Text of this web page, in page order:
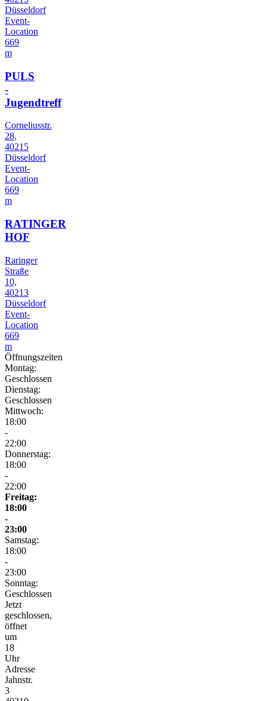
Düsseldorf
Event-
Location
669
m
PULS
-
Jugendtreff
Corneliusstr.
28,
40215
Düsseldorf
Event-
Location
669
m
RATINGER
HOF
Raringer
Straße
10,
40213
Düsseldorf
Event-
Location
669
m
Öffnungszeiten
Montag:
Geschlossen
Dienstag:
Geschlossen
Mittwoch:
18:00
-
22:00
Donnerstag:
18:00
-
22:00
Freitag:
18:00
-
23:00
Samstag:
18:00
-
23:00
Sonntag:
Geschlossen
Jetzt
geschlossen,
öffnet
um
18
Uhr
Adresse
Jahnstr.
3